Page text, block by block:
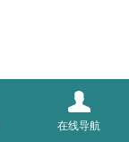
在线导航